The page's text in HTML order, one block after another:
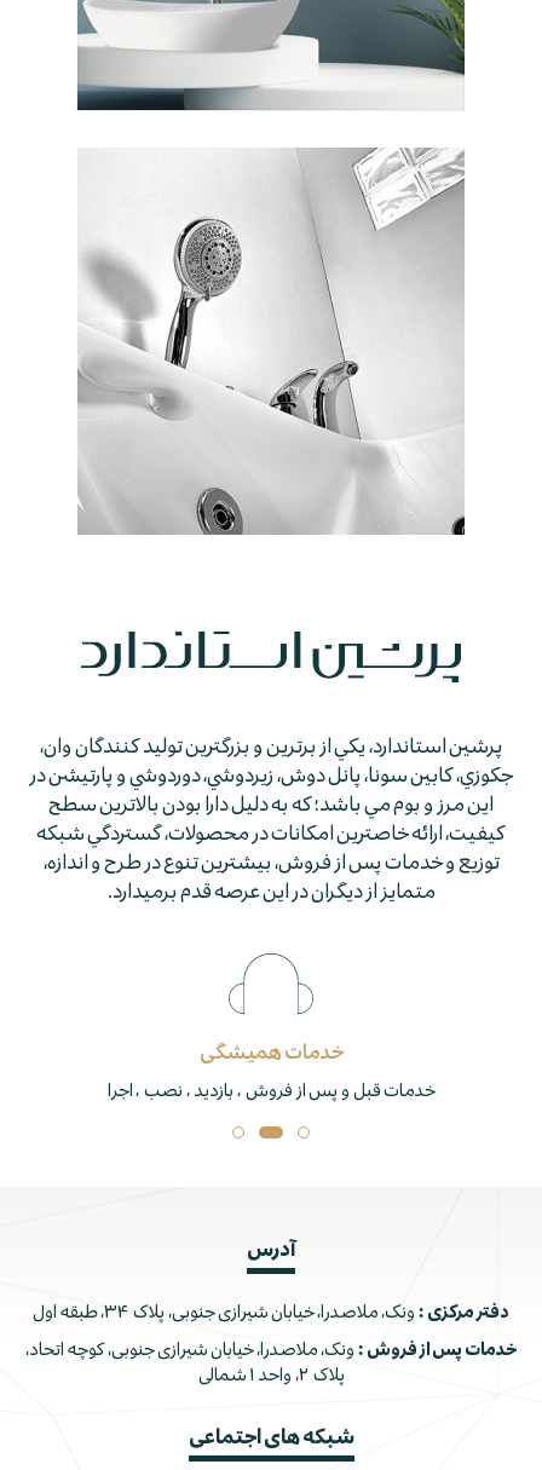
پرشين استاندارد، يكي از برترين و بزرگترين توليد كنندگان وان،
جكوزي، كابين سونا، پانل دوش، زيردوشي، دوردوشي و پارتيشن در
اين مرز و بوم مي باشد؛ كه به دليل دارا بودن بالاترين سطح
كيفيت، ارائه خاصترين امكانات در محصولات، گستردگي شبكه
توزيع و خدمات پس از فروش، بيشترين تنوع در طرح و اندازه،
متمايز از ديگران در اين عرصه قدم برمي­دارد.
خدمات همیشگی
خدمات قبل و پس از فروش ، بازدید ، نصب ، اجرا
آدرس
دفتر مرکزی : ونک، ملاصدرا، خیابان شیرازی جنوبی، پلاک ۳۴، طبقه اول
خدمات پس از فروش : ونک، ملاصدرا، خیابان شیرازی جنوبی، کوچه اتحاد،
پلاک ۲، واحد ۱ شمالی
شبکه های اجتماعی